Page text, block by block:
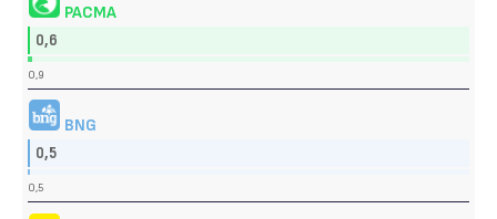
PACMA
0,6
0,9
BNG
0,5
0,5